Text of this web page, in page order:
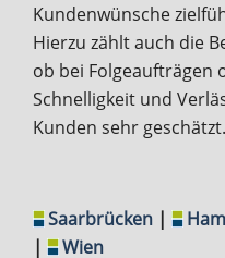
Kundenwünsche
Hierzu zählt auch die
ob bei Folgeaufträgen
Schnelligkeit und
Kunden sehr geschätzt.
Saarbrücken |
|
Wien